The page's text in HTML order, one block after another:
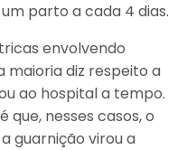
parto a cada 4 dias.
envolvendo
maioria diz respeito a
ao hospital a tempo.
que, nesses casos, o
guarnição virou a